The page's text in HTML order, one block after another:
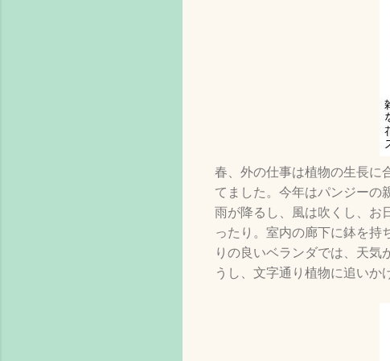
春、外の仕事は植物の生長に
てました。今年はパンジーの
雨が降るし、風は吹くし、お
ったり。室内の廊下に鉢を持
りの良いベランダでは、天気
うし、文字通り植物に追いか